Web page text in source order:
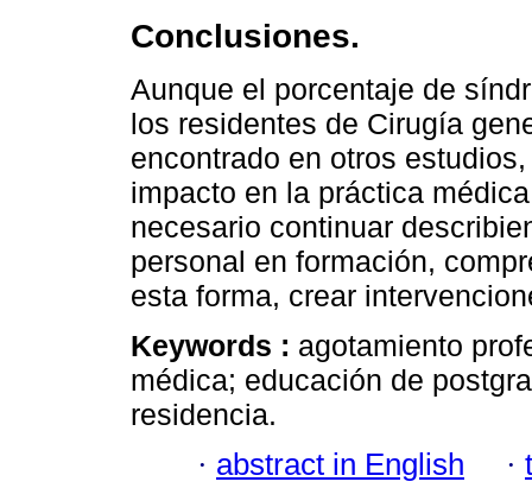
Conclusiones.
Aunque el porcentaje de
los residentes de Cirugía
encontrado en otros
impacto en la práctica
necesario continuar
personal en formación,
esta forma, crear
Keywords : agotamiento
médica; educación de
residencia.
· abstract in English ·